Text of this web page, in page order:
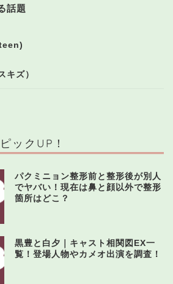
話題
ズ）
ックUP！
パクミニョン整形前と整形後が別人
でヤバい！現在は鼻と顔以外で整形
箇所はどこ？
黒豊と白夕｜キャスト相関図EX一
覧！登場人物やカメオ出演を調査！